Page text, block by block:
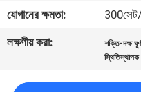
খবর
যোগানের ক্ষমতা:
লক্ষণীয় করা:
শক্তি-দক্ষ
স্থিতিস্থাপক